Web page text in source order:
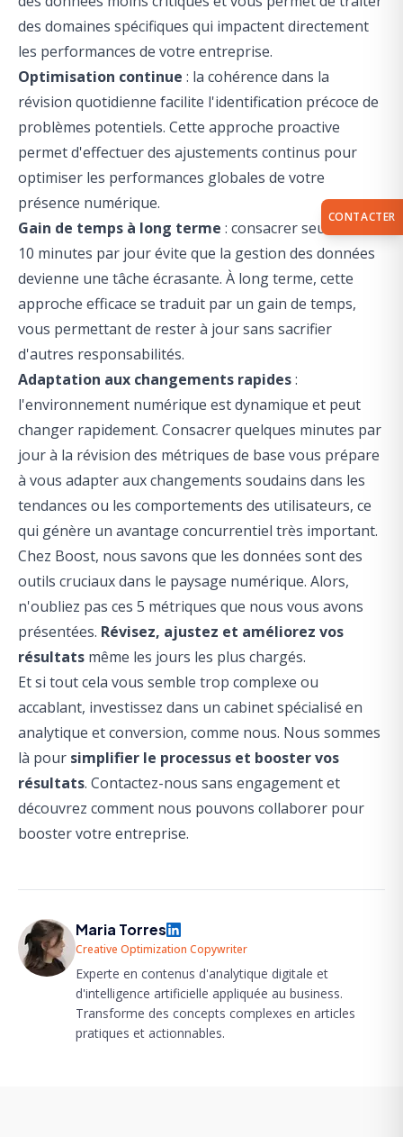
des domaines spécifiques qui impactent directement
les performances de votre entreprise.
Optimisation continue : la cohérence dans la
révision quotidienne facilite l'identification précoce de
problèmes potentiels. Cette approche proactive
permet d'effectuer des ajustements continus pour
optimiser les performances globales de votre
présence numérique.
Gain de temps à long terme : consacrer seulement
10 minutes par jour évite que la gestion des données
devienne une tâche écrasante. À long terme, cette
approche efficace se traduit par un gain de temps,
vous permettant de rester à jour sans sacrifier
d'autres responsabilités.
Adaptation aux changements rapides:
l'environnement numérique est dynamique et peut
changer rapidement. Consacrer quelques minutes par
jour à la révision des métriques de base vous prépare
à vous adapter aux changements soudains dans les
tendances ou les comportements des utilisateurs, ce
qui génère un avantage concurrentiel très important.
Chez Boost, nous savons que les données sont des
outils cruciaux dans le paysage numérique. Alors,
n'oubliez pas ces 5 métriques que nous vous avons
présentées. Révisez, ajustez et améliorez vos
résultats même les jours les plus chargés.
Et si tout cela vous semble trop complexe ou
accablant, investissez dans un cabinet spécialisé en
analytique et conversion, comme nous. Nous sommes
là pour simplifier le processus et booster vos
résultats. Contactez-nous sans engagement et
découvrez comment nous pouvons collaborer pour
boostervotre entreprise.
Maria Torres
Creative Optimization Copywriter
Experte en contenus d'analytique digitale et
d'intelligence artificielle appliquée au business.
Transforme des concepts complexes en articles
pratiques et actionnables.
CONTACTER